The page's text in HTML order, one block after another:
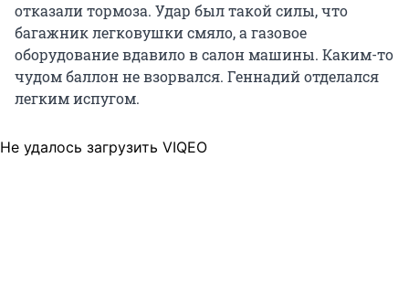
отказали тормоза. Удар был такой силы, что
багажник легковушки смяло, а газовое
оборудование вдавило в салон машины. Каким-то
чудом баллон не взорвался. Геннадий отделался
легким испугом.
Не удалось загрузить VIQEO